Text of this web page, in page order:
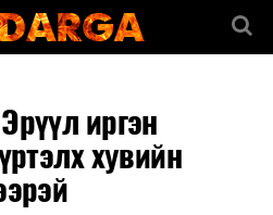
иргэн
хувийн